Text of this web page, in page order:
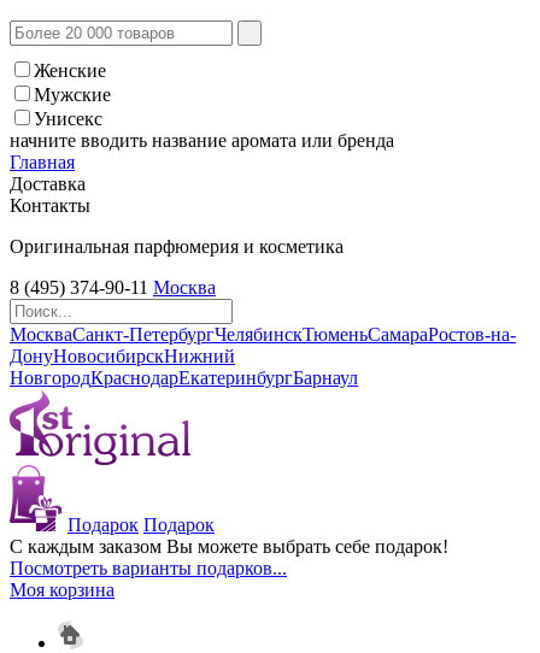
Женские
Мужские
Унисекс
начните вводить название аромата или бренда
Главная
Доставка
Контакты
Оригинальная парфюмерия и косметика
8 (495) 374-90-11 Москва
МоскваСанкт-ПетербургЧелябинскТюменьСамараРостов-на-
ДонуНовосибирскНижний
НовгородКраснодарЕкатеринбургБарнаул
Подарок Подарок
С каждым заказом Вы можете выбрать себе подарок!
Посмотреть варианты подарков...
Моя корзина